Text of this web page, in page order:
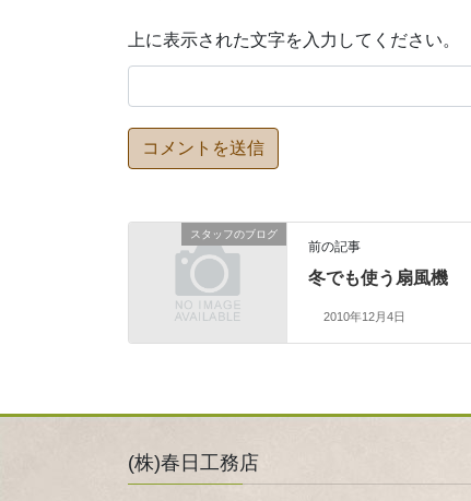
上に表示された文字を入力してください。
スタッフのブログ
前の記事
冬でも使う扇風機
2010年12月4日
(株)春日工務店